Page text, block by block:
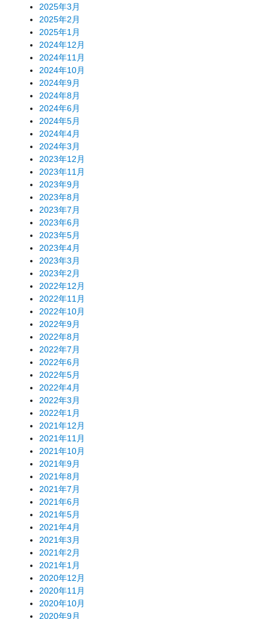
2025年3月
2025年2月
2025年1月
2024年12月
2024年11月
2024年10月
2024年9月
2024年8月
2024年6月
2024年5月
2024年4月
2024年3月
2023年12月
2023年11月
2023年9月
2023年8月
2023年7月
2023年6月
2023年5月
2023年4月
2023年3月
2023年2月
2022年12月
2022年11月
2022年10月
2022年9月
2022年8月
2022年7月
2022年6月
2022年5月
2022年4月
2022年3月
2022年1月
2021年12月
2021年11月
2021年10月
2021年9月
2021年8月
2021年7月
2021年6月
2021年5月
2021年4月
2021年3月
2021年2月
2021年1月
2020年12月
2020年11月
2020年10月
2020年9月